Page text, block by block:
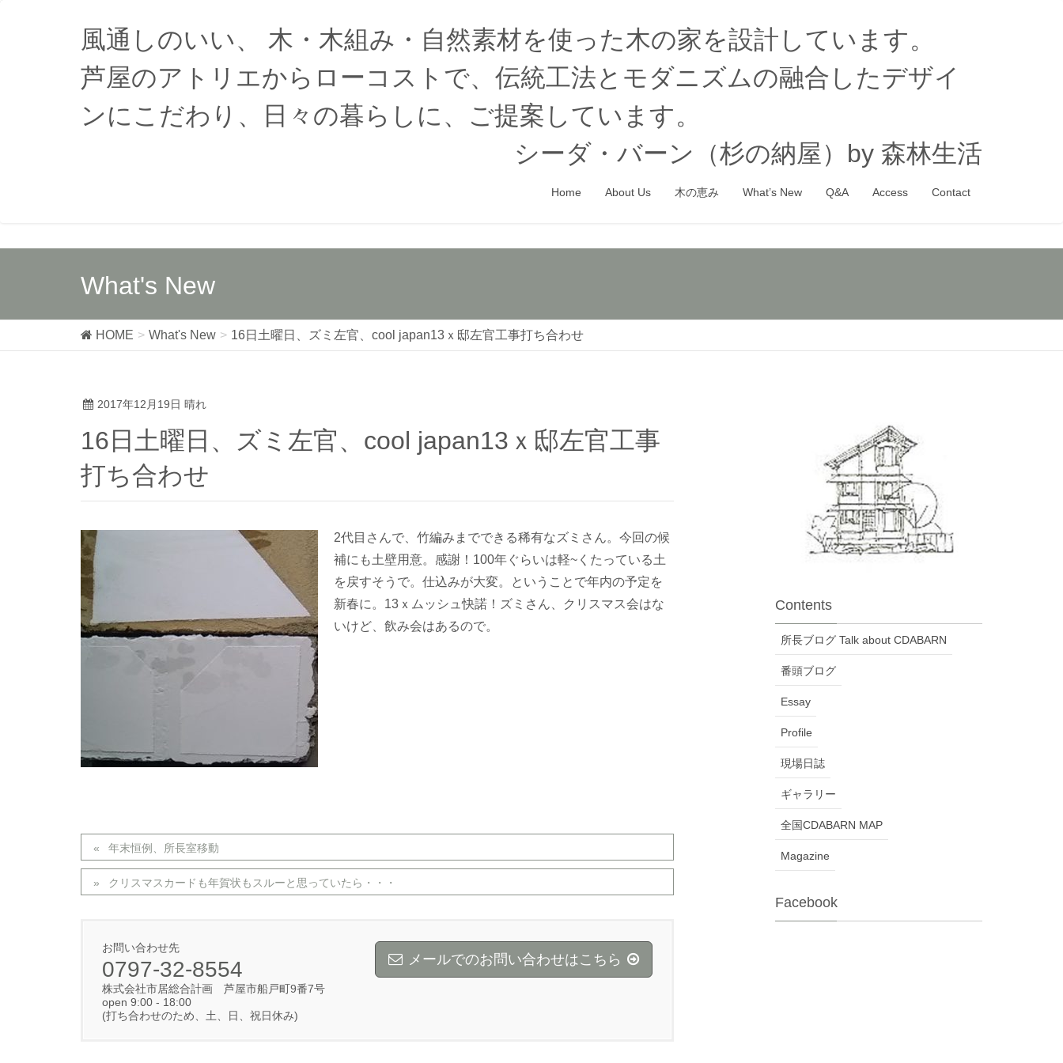
風通しのいい、 木・木組み・自然素材を使った木の家を設計しています。
芦屋のアトリエからローコストで、伝統工法とモダニズムの融合したデザイ
ンにこだわり、日々の暮らしに、ご提案しています。
シーダ・バーン（杉の納屋）by 森林生活
Home About Us 木の恵み What’s New Q&A Access Contact
What's New
HOME What's New 16日土曜日、ズミ左官、cool japan13ｘ邸左官工事打ち合わせ
2017年12月19日 晴れ
16日土曜日、ズミ左官、cool japan13ｘ邸左官工事
打ち合わせ
2代目さんで、竹編みまでできる稀有なズミさん。今回の候
補にも土壁用意。感謝！100年ぐらいは軽~くたっている土
を戻すそうで。仕込みが大変。ということで年内の予定を
新春に。13ｘムッシュ快諾！ズミさん、クリスマス会はな
いけど、飲み会はあるので。
年末恒例、所長室移動
クリスマスカードも年賀状もスルーと思っていたら・・・
お問い合わせ先
0797-32-8554
株式会社市居総合計画 芦屋市船戸町9番7号
open 9:00 - 18:00
(打ち合わせのため、土、日、祝日休み)
メールでのお問い合わせはこちら
Contents
所長ブログ Talk about CDABARN
番頭ブログ
Essay
Profile
現場日誌
ギャラリー
全国CDABARN MAP
Magazine
Facebook